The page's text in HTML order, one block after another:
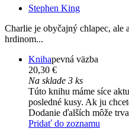
Stephen King
Charlie je obyčajný chlapec, ale
hrdinom...
Knihapevná väzba
20,30 €
Na sklade 3 ks
Túto knihu máme síce
posledné kusy. Ak ju
Dodanie ďalších môže
Pridať do zoznamu